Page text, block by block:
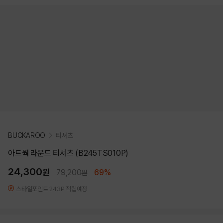
BUCKAROO 티셔츠
아트웍 라운드 티셔츠 (B245TS010P)
24,300원 79,200원 69%
스타일포인트 243P 적립예정